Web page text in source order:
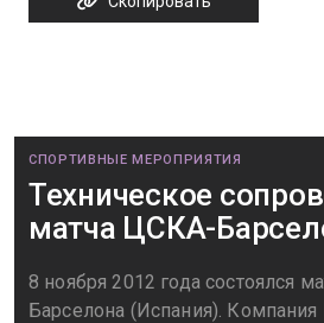
СПОРТИВНЫЕ МЕРОПРИЯТИЯ
Техническое
матча ЦСКА-
8 ноября 2012 года состоялся
Барселона (Испания). Компания